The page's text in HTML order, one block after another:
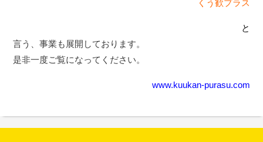
くう歓プラス
と
言う、事業も展開しております。
是非一度ご覧になってください。
www.kuukan-purasu.com